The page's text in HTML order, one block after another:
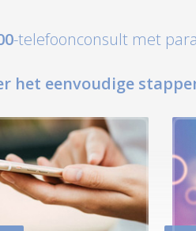
-telefoonconsult met
het eenvoudige